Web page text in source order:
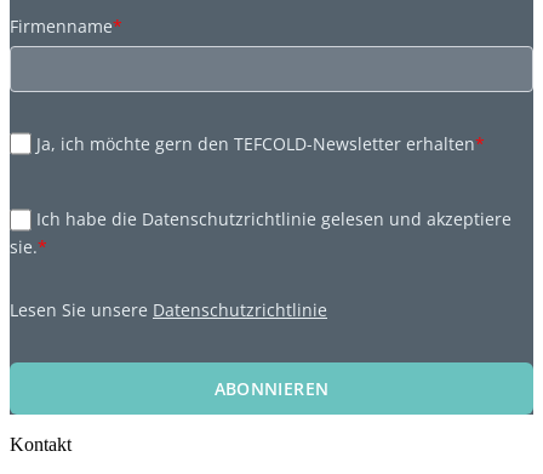
Firmenname*
Ja, ich möchte gern den TEFCOLD-Newsletter erhalten*
Ich habe die Datenschutzrichtlinie gelesen und akzeptiere
sie.*
Lesen Sie unsere Datenschutzrichtlinie
ABONNIEREN
Kontakt